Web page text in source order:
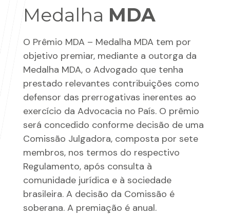
Medalha MDA
O Prêmio MDA – Medalha MDA tem por
objetivo premiar, mediante a outorga da
Medalha MDA, o Advogado que tenha
prestado relevantes contribuições como
defensor das prerrogativas inerentes ao
exercício da Advocacia no País. O prêmio
será concedido conforme decisão de uma
Comissão Julgadora, composta por sete
membros, nos termos do respectivo
Regulamento, após consulta à
comunidade jurídica e à sociedade
brasileira. A decisão da Comissão é
soberana. A premiação é anual.